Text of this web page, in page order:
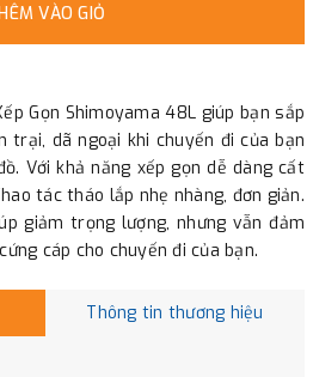
VÀO GIỎ
Gọn Shimoyama 48L giúp bạn sắp
trại, dã ngoại khi chuyến đi của bạn
Với khả năng xếp gọn dễ dàng cất
tác tháo lắp nhẹ nhàng, đơn giản.
giảm trọng lượng, nhưng vẫn đảm
cáp cho chuyến đi của bạn.
Thông tin thương hiệu